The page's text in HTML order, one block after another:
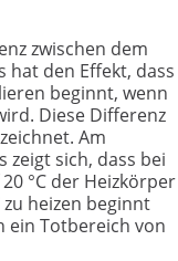
zwischen dem
hat den Effekt, dass
beginnt, wenn
Diese Differenz
Am
zeigt sich, dass bei
°C der Heizkörper
heizen beginnt
ein Totbereich von